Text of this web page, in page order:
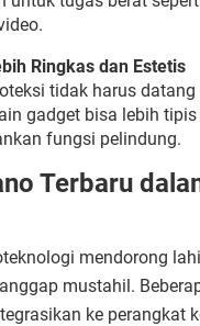
Ringkas dan Estetis
tidak harus datang
gadget bisa lebih tipis
fungsi pelindung.
Terbaru
mendorong
mustahil.
ke perangkat